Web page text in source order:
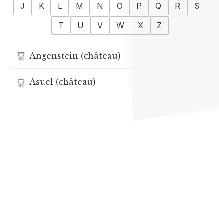
J
K L M N O P Q R
S
T
U V W X Z
Angenstein (château)
Asuel (château)